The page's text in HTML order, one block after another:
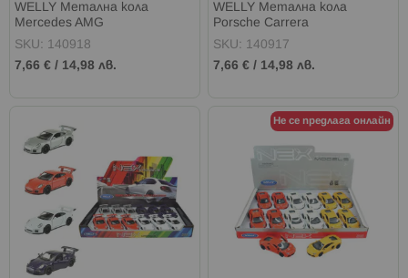
WELLY Метална кола
Mercedes AMG
SKU: 140918
7,66 € / 14,98 лв.
WELLY Метална кола
Porsche Carrera
SKU: 140917
7,66 € / 14,98 лв.
Не се предлага онлайн